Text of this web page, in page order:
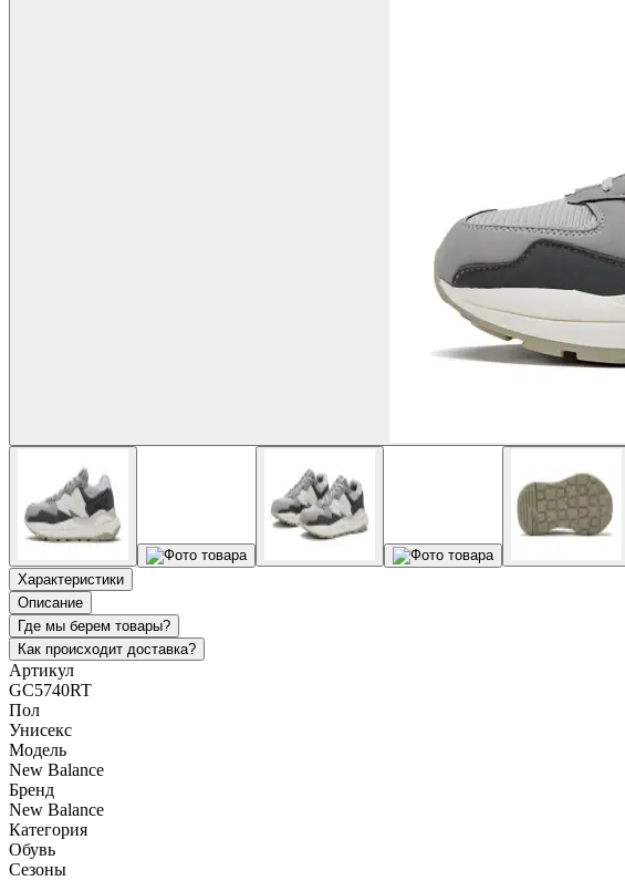
Характеристики
Описание
Где мы берем товары?
Как происходит доставка?
Артикул
GC5740RT
Пол
Унисекс
Модель
New Balance
Бренд
New Balance
Категория
Обувь
Сезоны